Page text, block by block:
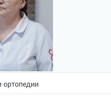
ортопедии